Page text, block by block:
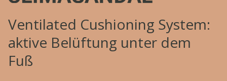
Ventilated Cushioning System:
aktive Belüftung unter dem
Fuß